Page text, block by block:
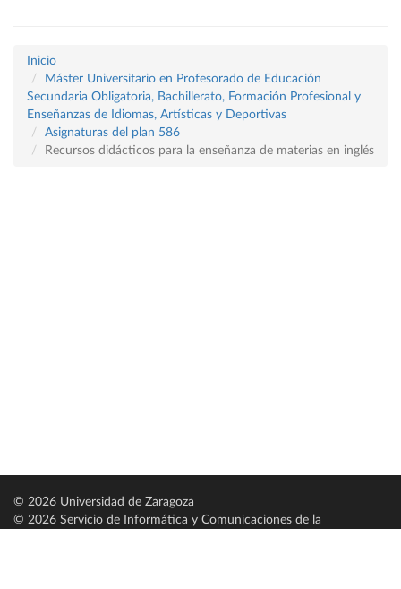
Inicio
Máster Universitario en Profesorado de Educación
Secundaria Obligatoria, Bachillerato, Formación Profesional y
Enseñanzas de Idiomas, Artísticas y Deportivas
Asignaturas del plan 586
Recursos didácticos para la enseñanza de materias en inglés
© 2026 Universidad de Zaragoza
© 2026 Servicio de Informática y Comunicaciones de la